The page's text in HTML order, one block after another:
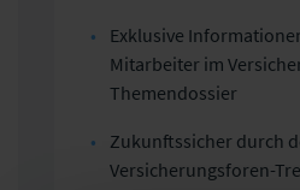
Exklusive
Mitarbeiter im
Themendossier
Zukunftssicher durch
Versicherungsforen-